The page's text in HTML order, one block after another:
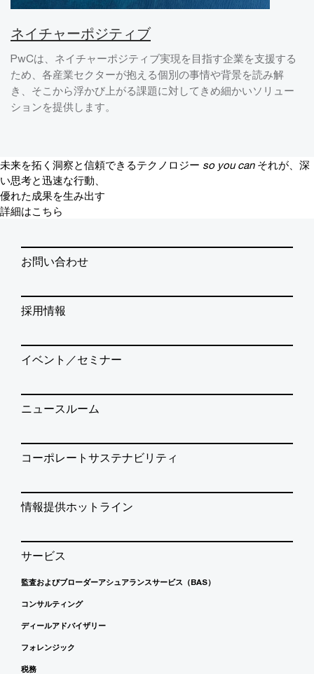
ネイチャーポジティブ
PwCは、ネイチャーポジティブ実現を目指す企業を支援する
ため、各産業セクターが抱える個別の事情や背景を読み解
き、そこから浮かび上がる課題に対してきめ細かいソリュー
ションを提供します。
未来を拓く洞察と信頼できるテクノロジー so you can それが、深
い思考と迅速な行動、
優れた成果を生み出す
詳細はこちら
お問い合わせ
採用情報
イベント／セミナー
ニュースルーム
コーポレートサステナビリティ
情報提供ホットライン
サービス
監査およびブローダーアシュアランスサービス（BAS）
コンサルティング
ディールアドバイザリー
フォレンジック
税務